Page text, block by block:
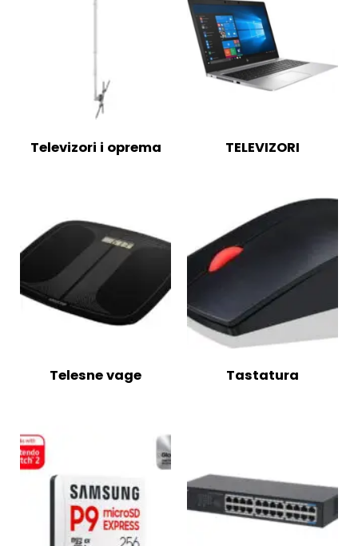
Televizori i oprema TELEVIZORI
Telesne vage Tastatura